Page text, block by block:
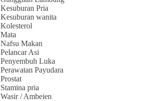
Kesuburan Pria
Kesuburan wanita
Kolesterol
Mata
Nafsu Makan
Pelancar Asi
Penyembuh Luka
Perawatan Payudara
Prostat
Stamina pria
Wasir / Ambeien